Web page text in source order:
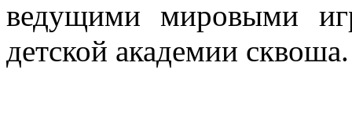
ведущими мировыми
детской академии сквоша.